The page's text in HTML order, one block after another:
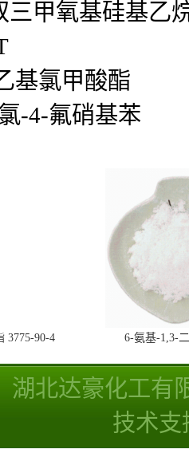
三甲氧基硅基乙
基氯甲酸酯
-4-氟硝基苯
3775-90-4 6-氨基-1,3-
湖北达豪化工有
技术